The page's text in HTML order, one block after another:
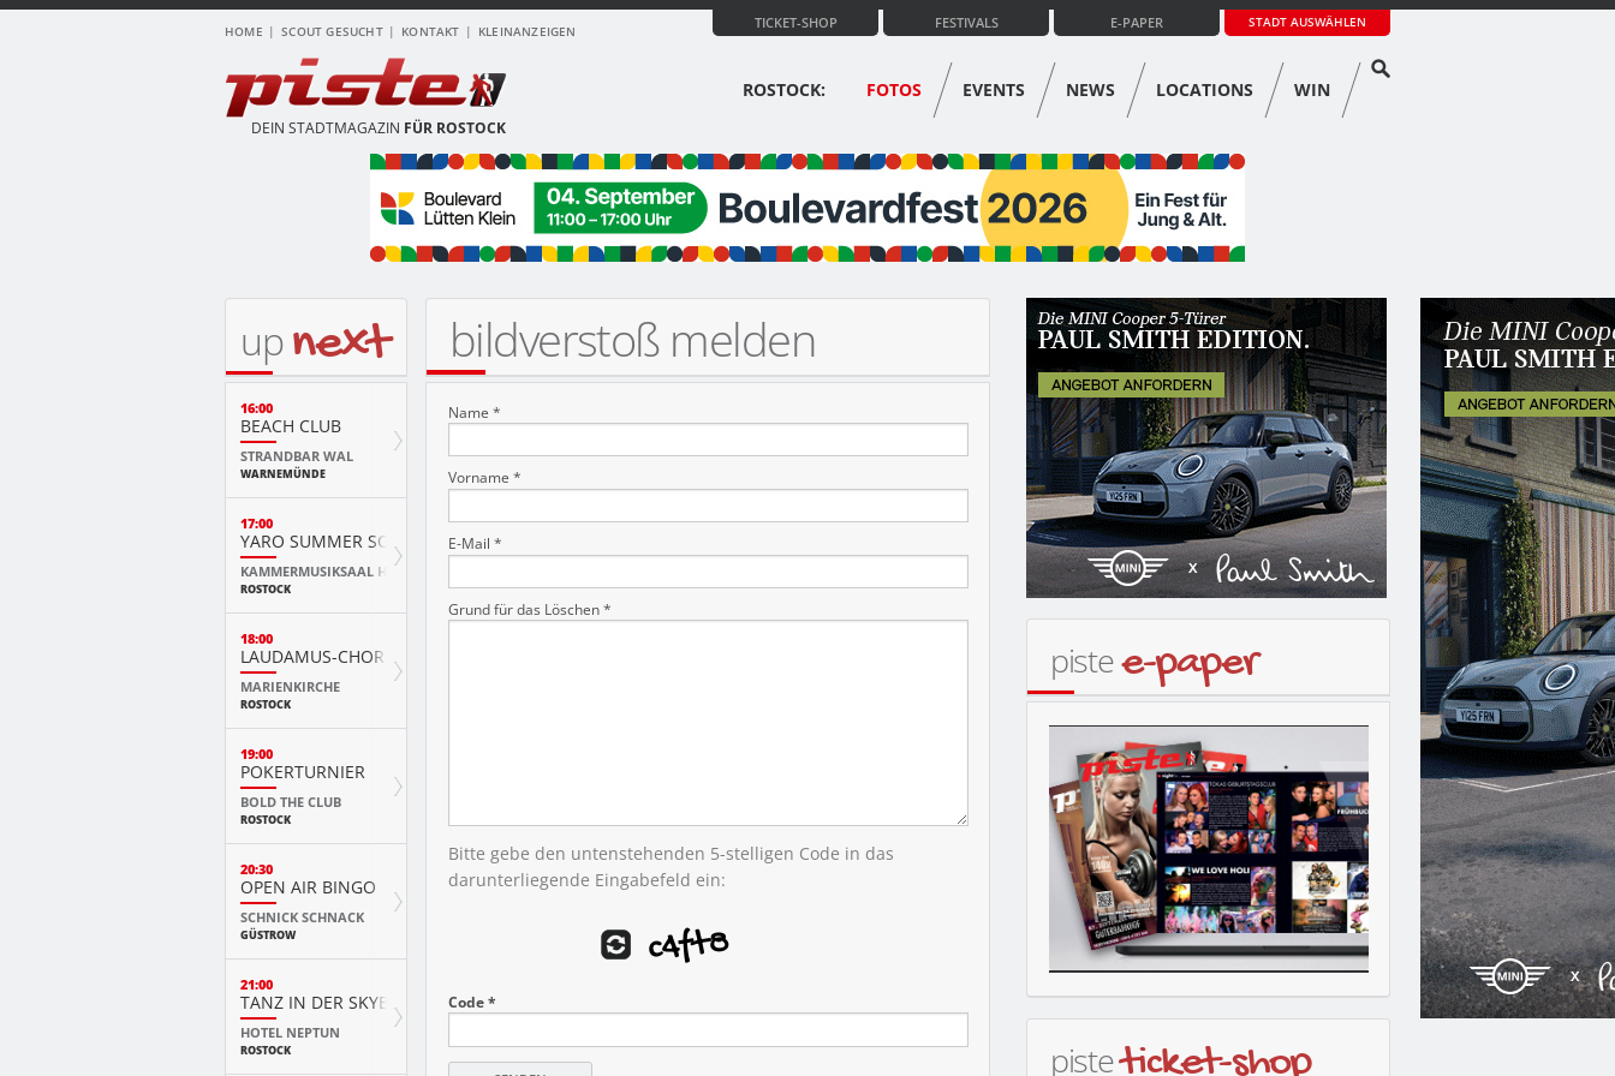
HOME SCOUT GESUCHT KONTAKT KLEINANZEIGEN
STADT AUSWÄHLEN
E-PAPER
FESTIVALS
TICKET-SHOP
DEIN STADTMAGAZIN FÜR ROSTOCK
ROSTOCK: FOTOS EVENTS NEWS LOCATIONS WIN
bildverstoß melden
Name *
Vorname *
E-Mail *
Grund für das Löschen *
Bitte gebe den untenstehenden 5-stelligen Code in das
darunterliegende Eingabefeld ein:
Code *
upnext
16:00
BEACH CLUB
STRANDBAR WAL
WARNEMÜNDE
17:00
YARO SUMMER SCHOOL KURSKONZERT
KAMMERMUSIKSAAL HMT
ROSTOCK
18:00
LAUDAMUS-CHOR
MARIENKIRCHE
ROSTOCK
19:00
POKERTURNIER
BOLD THE CLUB
ROSTOCK
20:30
OPEN AIR BINGO
SCHNICK SCHNACK
GÜSTROW
21:00
TANZ IN DER SKYBAR
HOTEL NEPTUN
ROSTOCK
pistee-paper
pisteticket-shop